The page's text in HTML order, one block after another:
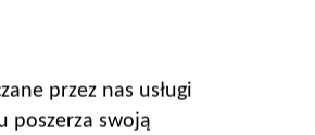
przez nas usługi
poszerza swoją